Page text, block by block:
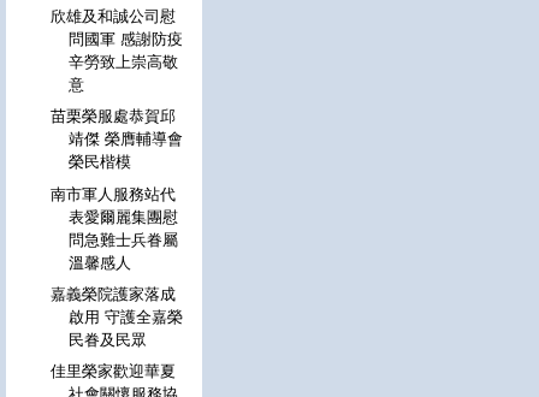
欣雄及和誠公司慰
問國軍 感謝防疫
辛勞致上崇高敬
意
苗栗榮服處恭賀邱
靖傑 榮膺輔導會
榮民楷模
南市軍人服務站代
表愛爾麗集團慰
問急難士兵眷屬
溫馨感人
嘉義榮院護家落成
啟用 守護全嘉榮
民眷及民眾
佳里榮家歡迎華夏